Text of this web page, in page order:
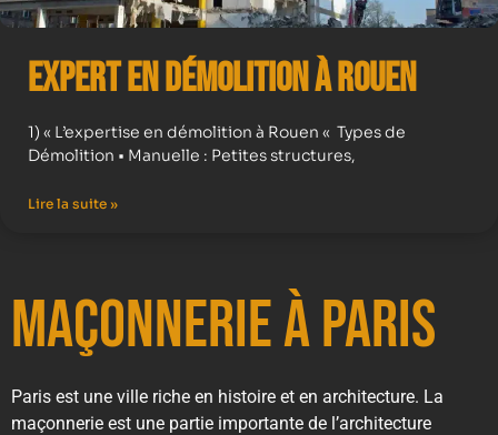
Expert en démolition à Rouen
1) « L’expertise en démolition à Rouen « Types de
Démolition • Manuelle : Petites structures,
Lire la suite »
Maçonnerie à Paris
Paris est une ville riche en histoire et en architecture. La
maçonnerie est une partie importante de l’architecture